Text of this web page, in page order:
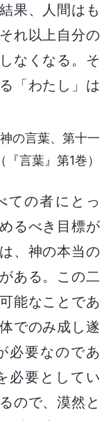
果、人間はも
れ以上自分の
なくなる。そ
「わたし」は
の言葉、第十一
『言葉』第1巻）
ての者にとっ
るべき目標が
、神の本当の
ある。この二
能なことであ
でのみ成し遂
必要なのであ
必要としてい
ので、漠然と